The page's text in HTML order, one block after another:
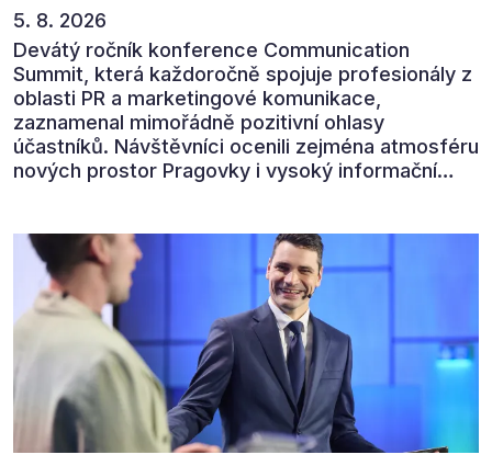
5. 8. 2026
Devátý ročník konference Communication
Summit, která každoročně spojuje profesionály z
oblasti PR a marketingové komunikace,
zaznamenal mimořádně pozitivní ohlasy
účastníků. Návštěvníci ocenili zejména atmosféru
nových prostor Pragovky i vysoký informační
zúčastnit i příštího ročníku. „Příjemná konference,
výborný program, hezké prostory, Daniel Stach
absolutně nejlepší moderátor!!!“ Tak shrnul
Communication Summit jeden z 330 účastníků ve
své zpětné vazbě. Ta potvrdila, co bylo slyšet i
cítit po celý 9. červen v Pragovce – že ročník s
tématem „Od chaosu k dopadu“ se skutečně
povedl.